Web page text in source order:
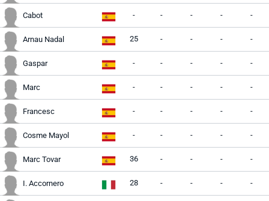
Cabot - - - - -
Arnau Nadal 25 - - - -
Gaspar - - - - -
Marc - - - - -
Francesc - - - - -
Cosme Mayol - - - - -
Marc Tovar 36 - - - -
I. Accornero 28 - - - -